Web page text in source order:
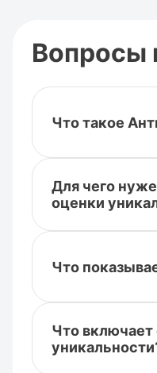
Вопросы
Что такое
Для чего
оценки
Что
Что включает